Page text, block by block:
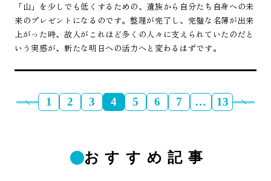
「山」を少しでも低くするための、遺族から自分たち自身への未
来のプレゼントになるのです。整理が完了し、完璧な名簿が出来
上がった時、故人がこれほど多くの人々に支えられていたのだと
いう実感が、新たな明日への活力へと変わるはずです。
1 2 3 4 5 6 7 … 13
おすすめ記事